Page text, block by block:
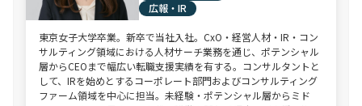
広報・IR
東京女子大学卒業。新卒で当社入社。CxO・経営人材・IR・コン
サルティング領域における人材サーチ業務を通じ、ポテンシャル
層からCEOまで幅広い転職支援実績を有する。コンサルタントと
して、IRを始めとするコーポレート部門およびコンサルティング
ファーム領域を中心に担当。未経験・ポテンシャル層からミド